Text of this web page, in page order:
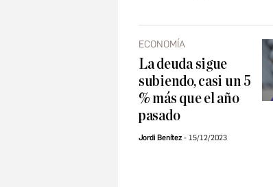
ECONOMÍA
La deuda sigue
subiendo, casi un 5
% más que el año
pasado
Jordi Benítez 15/12/2023